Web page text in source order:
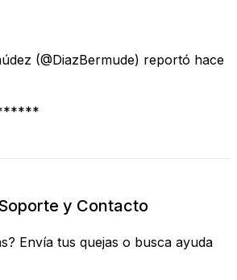
(@DiazBermude) reportó hace
******
y Contacto
Envía tus quejas o busca ayuda